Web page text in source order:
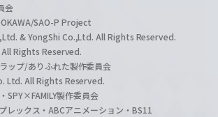
会
SAO-P Project
& YongShi Co.,Ltd. All Rights Reserved.
Rights Reserved.
ップ/ありふれた製作委員会
Ltd. All Rights Reserved.
SPY×FAMILY製作委員会
ックス・ABCアニメーション・BS11